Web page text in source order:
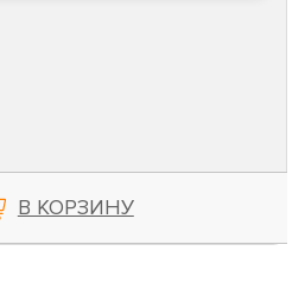
В КОРЗИНУ